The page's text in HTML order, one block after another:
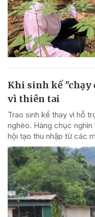
Khi sinh kế "chạy
vì thiên tai
Trao sinh kế thay vì hỗ
nghèo. Hàng chục
hội tạo thu nhập từ các